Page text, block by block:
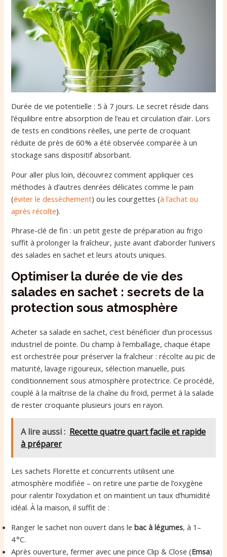
Durée de vie potentielle : 5 à 7 jours. Le secret réside dans
l’équilibre entre absorption de l’eau et circulation d’air. Lors
de tests en conditions réelles, une perte de croquant
réduite de près de 60 % a été observée comparée à un
stockage sans dispositif absorbant.
Pour aller plus loin, découvrez comment appliquer ces
méthodes à d’autres denrées délicates comme le pain
(éviter le dessèchement) ou les courgettes (à l’achat ou
après récolte).
Phrase-clé de fin : un petit geste de préparation au frigo
suffit à prolonger la fraîcheur, juste avant d’aborder l’univers
des salades en sachet et leurs atouts uniques.
Optimiser la durée de vie des
salades en sachet : secrets de la
protection sous atmosphère
Acheter sa salade en sachet, c’est bénéficier d’un processus
industriel de pointe. Du champ à l’emballage, chaque étape
est orchestrée pour préserver la fraîcheur : récolte au pic de
maturité, lavage rigoureux, sélection manuelle, puis
conditionnement sous atmosphère protectrice. Ce procédé,
couplé à la maîtrise de la chaîne du froid, permet à la salade
de rester croquante plusieurs jours en rayon.
A lire aussi : Recette quatre quart facile et rapide
à préparer
Les sachets Florette et concurrents utilisent une
atmosphère modifiée – on retire une partie de l’oxygène
pour ralentir l’oxydation et on maintient un taux d’humidité
idéal. À la maison, il suffit de :
Ranger le sachet non ouvert dans lebac à légumes, à 1–
4 °C.
Après ouverture, fermer avec une pince Clip & Close (Emsa)